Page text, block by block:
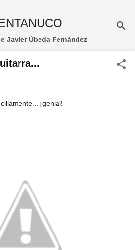
Javier Úbeda Fernández
¡genial!